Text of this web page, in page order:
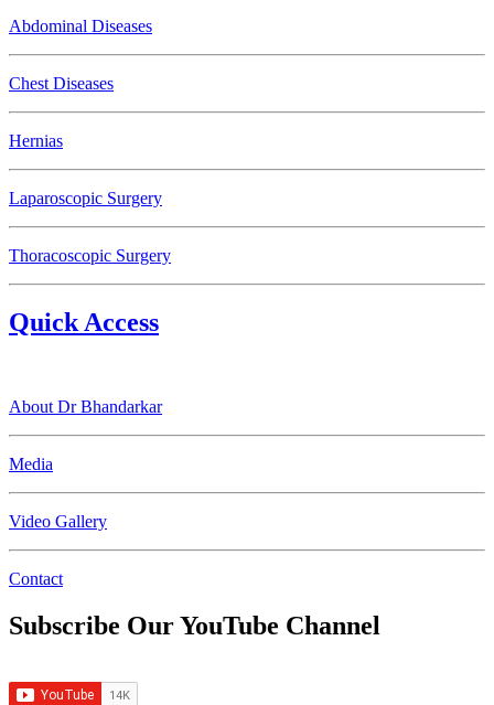
Abdominal Diseases
Chest Diseases
Hernias
Laparoscopic Surgery
Thoracoscopic Surgery
Quick Access
About Dr Bhandarkar
Media
Video Gallery
Contact
Subscribe Our YouTube Channel